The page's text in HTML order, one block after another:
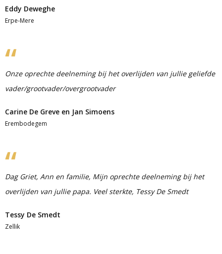
Eddy Deweghe
Erpe-Mere
Onze oprechte deelneming bij het overlijden van jullie geliefde
vader/grootvader/overgrootvader
Carine De Greve en Jan Simoens
Erembodegem
Dag Griet, Ann en familie, Mijn oprechte deelneming bij het
overlijden van jullie papa. Veel sterkte, Tessy De Smedt
Tessy De Smedt
Zellik